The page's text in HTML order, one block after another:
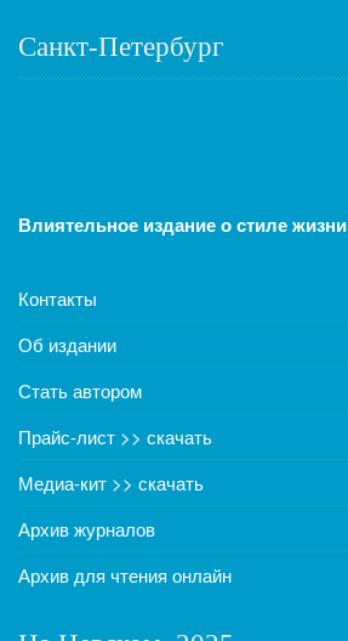
Санкт-Петербург
Влиятельное издание о стиле жизни
Контакты
Об издании
Стать автором
Прайс-лист >> скачать
Медиа-кит >> скачать
Архив журналов
Архив для чтения онлайн